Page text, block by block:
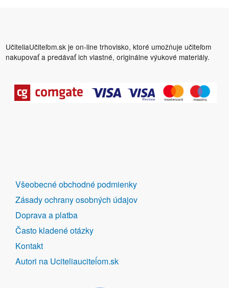
UčiteliaUčiteľom.sk je on-line trhovisko, ktoré umožňuje učiteľom
nakupovať a predávať ich vlastné, originálne výukové materiály.
DALŠÍ
ODKAZY
Všeobecné obchodné podmienky
Zásady ochrany osobných údajov
Doprava a platba
Často kladené otázky
Kontakt
Autori na Uciteliauciteĺom.sk